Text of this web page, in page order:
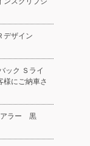
デザイン
ック Ｓライ
にご納車さ
アラー 黒